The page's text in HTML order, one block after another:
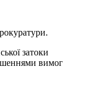
затоки
вимог